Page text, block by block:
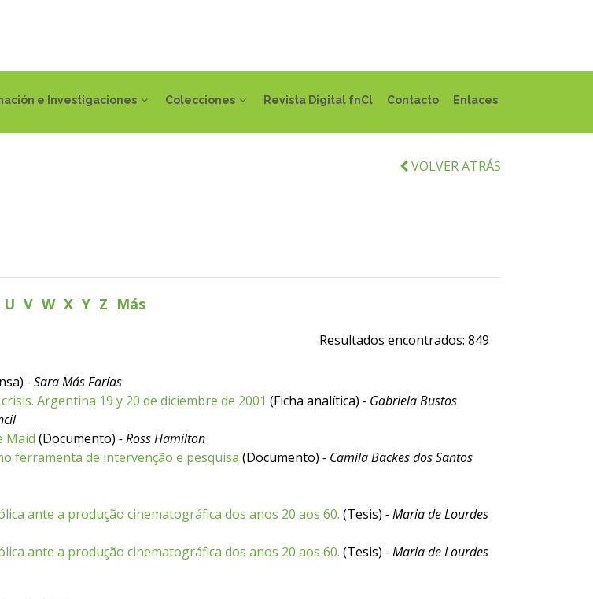
e Investigaciones Colecciones Revista Digital fnCl Contacto Enlaces
VOLVER ATRÁS
U V W X Y Z Más
Resultados encontrados: 849
- Sara Más Farías
Argentina 19 y 20 de diciembre de 2001 (Ficha analítica) - Gabriela Bustos
Maid (Documento) - Ross Hamilton
ferramenta de intervenção e pesquisa (Documento) - Camila Backes dos Santos
ante a produção cinematográfica dos anos 20 aos 60. (Tesis) - Maria de Lourdes
ante a produção cinematográfica dos anos 20 aos 60. (Tesis) - Maria de Lourdes